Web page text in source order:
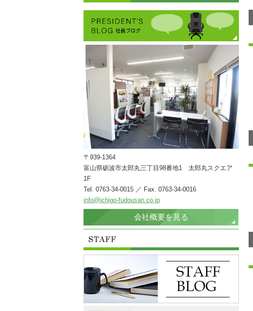
〒939-1364
富山県砺波市太郎丸三丁目98番地1 太郎丸スクエア
1F
Tel. 0763-34-0015 ／ Fax. 0763-34-0016
info@ichigo-fudousan.co.jp
会社概要を見る